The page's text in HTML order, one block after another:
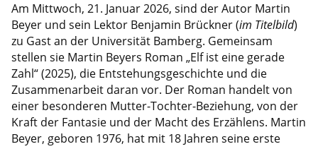
Am Mittwoch, 21. Januar 2026, sind der Autor Martin
Beyer und sein Lektor Benjamin Brückner (im Titelbild)
zu Gast an der Universität Bamberg. Gemeinsam
stellen sie Martin Beyers Roman „Elf ist eine gerade
Zahl“ (2025), die Entstehungsgeschichte und die
Zusammenarbeit daran vor. Der Roman handelt von
einer besonderen Mutter-Tochter-Beziehung, von der
Kraft der Fantasie und der Macht des Erzählens. Martin
Beyer, geboren 1976, hat mit 18 Jahren seine erste